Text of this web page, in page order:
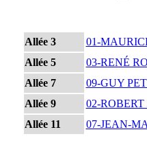
Allée 3 01-
Allée 5
03-RENÉ
Allée 7
09-GUY
Allée 9
02-
Allée 11
07-JEAN-